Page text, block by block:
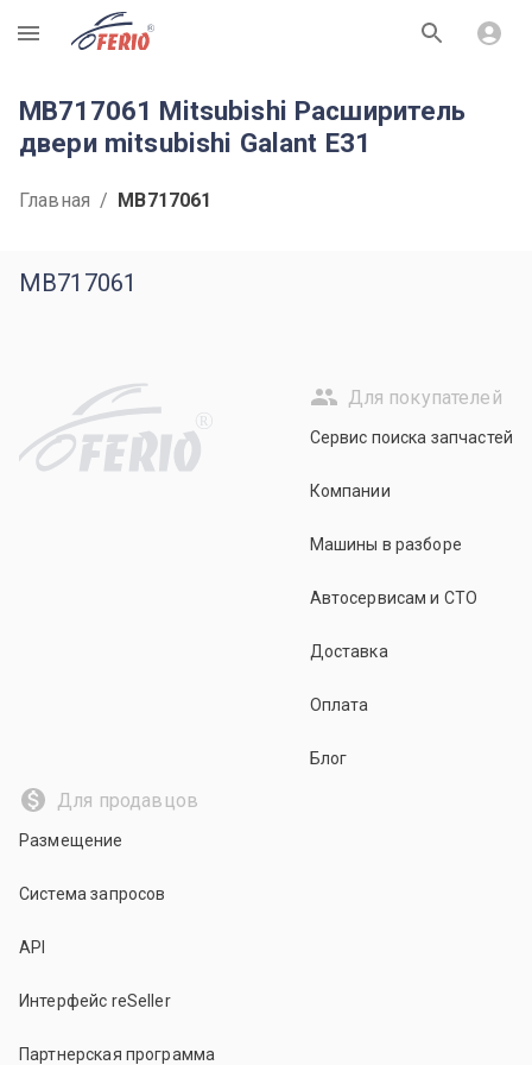
R
MB717061 Mitsubishi Расширитель
двери mitsubishi Galant E31
Главная / MB717061
MB717061
R
Для покупателей
Сервис поиска запчастей
Компании
Машины в разборе
Автосервисам и СТО
Доставка
Оплата
Блог
Для продавцов
Размещение
Система запросов
API
Интерфейс reSeller
Партнерская программа